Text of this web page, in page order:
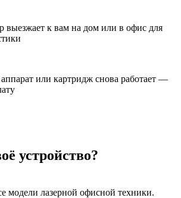
к вам на дом или в офис для
или картридж снова работает —
устройство?
модели лазерной офисной техники.